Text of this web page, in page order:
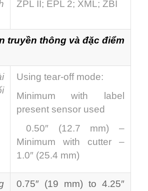
ZPL II; EPL 2; XML; ZBI
truyền thông và đặc điểm
Using tear-off mode:
Minimum with label
present sensor used
0.50″ (12.7 mm) –
Minimum with cutter –
1.0″ (25.4 mm)
0.75″ (19 mm) to 4.25″